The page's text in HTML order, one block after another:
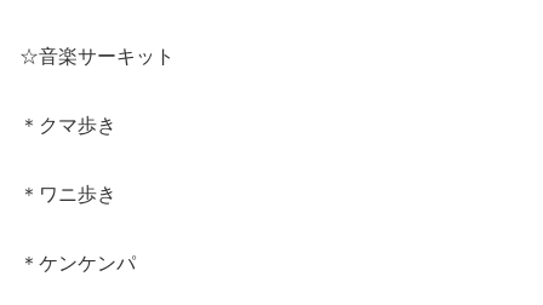
☆音楽サーキット
＊クマ歩き
＊ワニ歩き
＊ケンケンパ